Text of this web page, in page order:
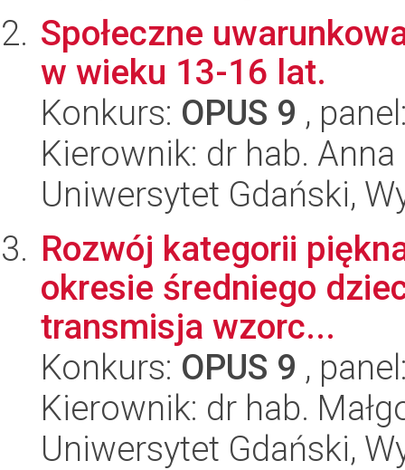
Społeczne
w wieku 13-16 lat.
Konkurs: OPUS 9 ,
Kierownik: dr hab.
Uniwersytet Gdański,
Rozwój kategorii
okresie średniego
transmisja wzorc...
Konkurs: OPUS 9 ,
Kierownik: dr hab.
Uniwersytet Gdański,